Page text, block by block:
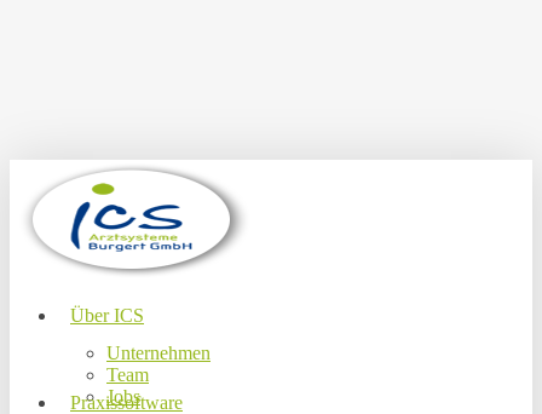
Menu
Über ICS
Unternehmen
Team
Jobs
Praxissoftware